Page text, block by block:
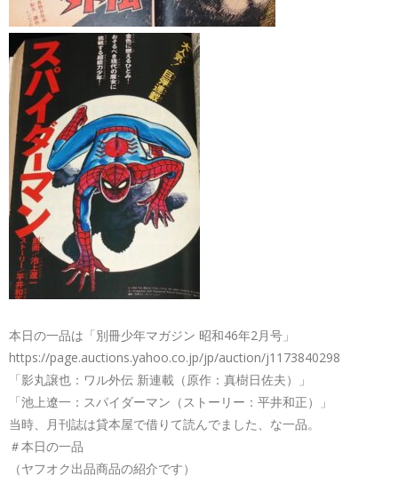
本日の一品は「別冊少年マガジン 昭和46年2月号」
https://page.auctions.yahoo.co.jp/jp/auction/j1173840298
「影丸譲也：ワル外伝 新連載（原作：真樹日佐夫）」
「池上遼一：スパイダーマン（ストーリー：平井和正）」
当時、月刊誌は貸本屋で借りて読んでました、な一品。
＃本日の一品
（ヤフオク出品商品の紹介です）